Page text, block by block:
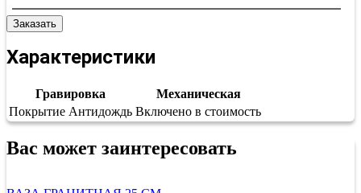
Заказать
Характеристики
Гравировка
Механическая
Покрытие Антидождь Включено в стоимость
Вас может заинтересовать